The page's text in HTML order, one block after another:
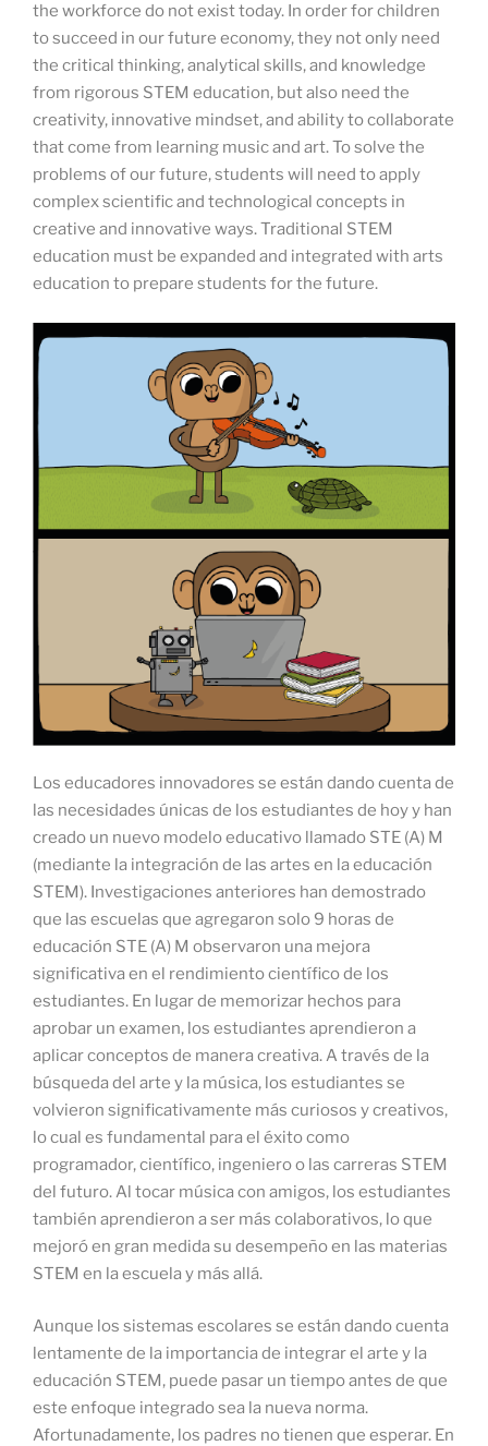
the workforce do not exist today. In order for children
to succeed in our future economy, they not only need
the critical thinking, analytical skills, and knowledge
from rigorous STEM education, but also need the
creativity, innovative mindset, and ability to collaborate
that come from learning music and art. To solve the
problems of our future, students will need to apply
complex scientific and technological concepts in
creative and innovative ways. Traditional STEM
education must be expanded and integrated with arts
education to prepare students for the future.
Los educadores innovadores se están dando cuenta de
las necesidades únicas de los estudiantes de hoy y han
creado un nuevo modelo educativo llamado STE (A) M
(mediante la integración de las artes en la educación
STEM). Investigaciones anteriores han demostrado
que las escuelas que agregaron solo 9 horas de
educación STE (A) M observaron una mejora
significativa en el rendimiento científico de los
estudiantes. En lugar de memorizar hechos para
aprobar un examen, los estudiantes aprendieron a
aplicar conceptos de manera creativa. A través de la
búsqueda del arte y la música, los estudiantes se
volvieron significativamente más curiosos y creativos,
lo cual es fundamental para el éxito como
programador, científico, ingeniero o las carreras STEM
del futuro. Al tocar música con amigos, los estudiantes
también aprendieron a ser más colaborativos, lo que
mejoró en gran medida su desempeño en las materias
STEM en la escuela y más allá.
Aunque los sistemas escolares se están dando cuenta
lentamente de la importancia de integrar el arte y la
educación STEM, puede pasar un tiempo antes de que
este enfoque integrado sea la nueva norma.
Afortunadamente, los padres no tienen que esperar. En